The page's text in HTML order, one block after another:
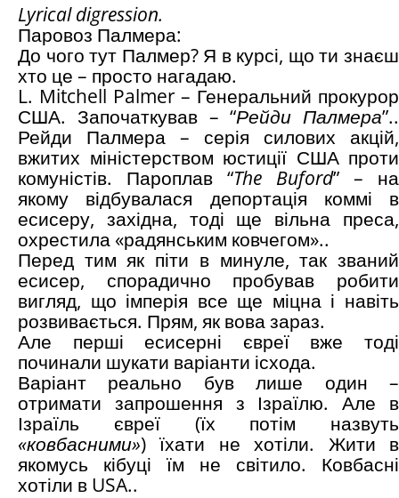
Lyrical digression.
Паровоз Палмера:
До чого тут Палмер? Я в курсі, що ти знаєш
хто це – просто нагадаю.
L. Mitchell Palmer – Генеральний прокурор
США. Започаткував – “Рейди Палмера”..
Рейди Палмера – серія силових акцій,
вжитих міністерством юстиції США проти
комуністів. Пароплав “The Buford” – на
якому відбувалася депортація коммі в
есисеру, західна, тоді ще вільна преса,
охрестила «радянським ковчегом»..
Перед тим як піти в минуле, так званий
есисер, спорадично пробував робити
вигляд, що імперія все ще міцна і навіть
розвивається. Прям, як вова зараз.
Але перші есисерні євреї вже тоді
починали шукати варіанти ісхода.
Варіант реально був лише один –
отримати запрошення з Ізраїлю. Але в
Ізраїль євреї (їх потім назвуть
«ковбасними») їхати не хотіли. Жити в
якомусь кібуці їм не світило. Ковбасні
хотіли в USA..